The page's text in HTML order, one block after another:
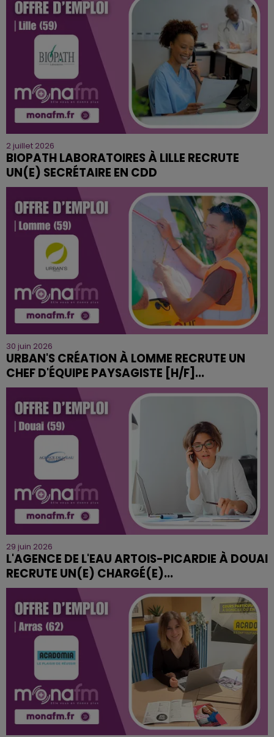
2 juillet 2026
BIOPATH LABORATOIRES À LILLE RECRUTE
UN(E) SECRÉTAIRE EN CDD
30 juin 2026
URBAN'S CRÉATION À LOMME RECRUTE UN
CHEF D'ÉQUIPE PAYSAGISTE [H/F]...
29 juin 2026
L'AGENCE DE L'EAU ARTOIS-PICARDIE À DOUAI
RECRUTE UN(E) CHARGÉ(E)...